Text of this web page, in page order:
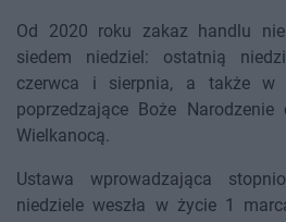
Od 2020 roku zakaz handlu
siedem niedziel: ostatnią
czerwca i sierpnia, a także w
poprzedzające Boże
Wielkanocą.
Ustawa wprowadzająca
niedziele weszła w życie 1